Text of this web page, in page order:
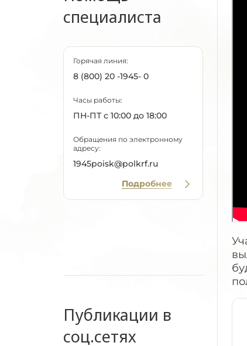
специалиста
Горячая линия:
8 (800) 20 -1945- 0
Часы работы:
ПН-ПТ с 10:00 до 18:00
Обращения по электронному
адресу:
1945poisk@polkrf.ru
Подробнее
Публикации в
соц.сетях